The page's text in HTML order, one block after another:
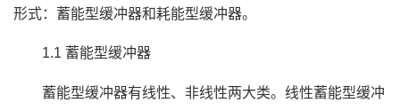
形式：蓄能型缓冲器和耗能型缓冲器。
1.1 蓄能型缓冲器
蓄能型缓冲器有线性、非线性两大类。线性蓄能型缓冲